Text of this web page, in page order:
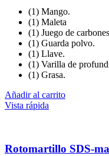
(1) Mango.
(1) Maleta
(1) Juego de
(1) Guarda polvo.
(1) Llave.
(1) Varilla de
(1) Grasa.
Añadir al carrito
Vista rápida
Rotomartillo SDS-